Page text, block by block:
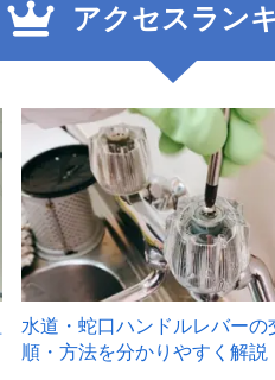
アクセスラン
2
水道・蛇口ハンドルレバーの
順・方法を分かりやすく解説